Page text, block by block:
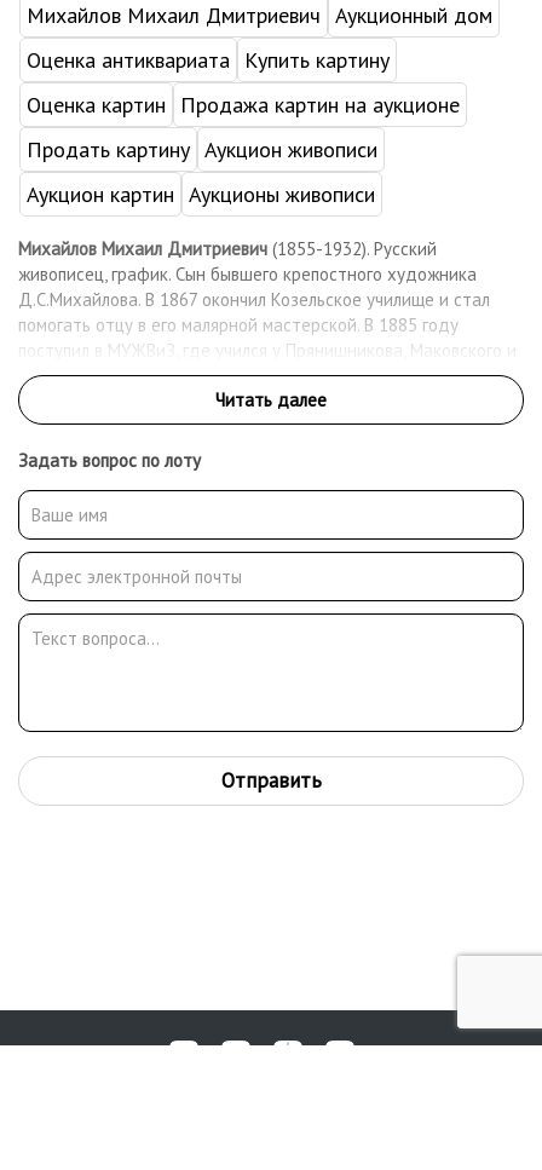
Михайлов Михаил Дмитриевич Аукционный дом
Оценка антиквариата
Купить картину
Оценка картин
Продажа картин на аукционе
Продать картину Аукцион живописи
Аукцион картин Аукционы живописи
Михайлов Михаил Дмитриевич (1855-1932). Русский
живописец, график. Сын бывшего крепостного художника
Д.С.Михайлова. В 1867 окончил Козельское училище и стал
помогать отцу в его малярной мастерской. В 1885 году
поступил в МУЖВиЗ, где учился у Прянишникова, Маковского и
Сурикова. После окончания училища вступил в Московское
общество любителей художеств и стал его постоянным
экспонентом. В 1910 - 1911 - член московского объединения
«Группа художников». Работал как живописец, график-
иллюстратор. После революции вступил в группу «Звено» и
профсоюз московских художников. Работал преподавателем
рисования в школах Сокольнического района.
Задать вопрос по лоту
Отправить